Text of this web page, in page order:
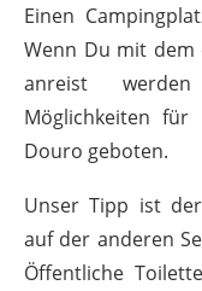
Einen
Wenn Du mit dem
anreist
Möglichkeiten für
Douro geboten.
Unser Tipp ist der
auf der anderen
Öffentliche